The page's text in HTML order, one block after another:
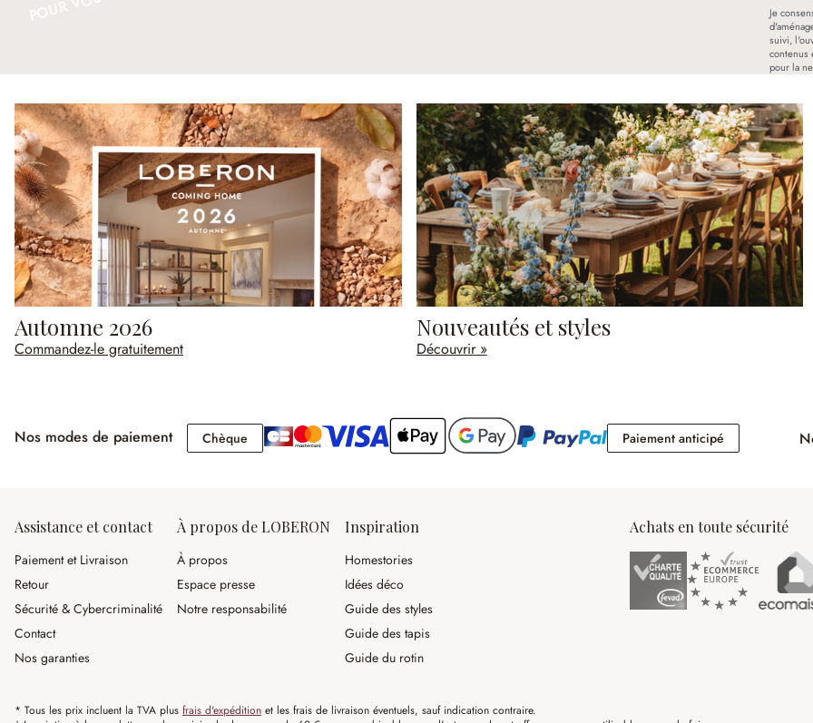
Je
suivi,
contenus
pour la
Automne 2026
Commandez-le gratuitement
Nouveautés et styles
Découvrir »
Nos modes de paiement Chèque Chèque Paiement anticipéPaiement
Assistance et contact
Paiement et Livraison
Retour
Sécurité & Cybercriminalité
Contact
Nos garanties
À propos de LOBERON
À propos
Espace presse
Notre responsabilité
Inspiration
Homestories
Idées déco
Guide des styles
Guide des tapis
Guide du rotin
Achats en toute sécurité
* Tous les prix incluent la TVA plus frais d'expédition et les frais de livraison éventuels, sauf indication contraire.